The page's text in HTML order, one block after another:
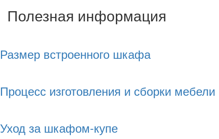
Полезная информация
Размер встроенного шкафа
Процесс изготовления и сборки мебели
Уход за шкафом-купе